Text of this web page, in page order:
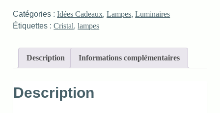
Catégories :Idées Cadeaux,Lampes,Luminaires
Étiquettes :Cristal,lampes
Description Informations complémentaires
Description